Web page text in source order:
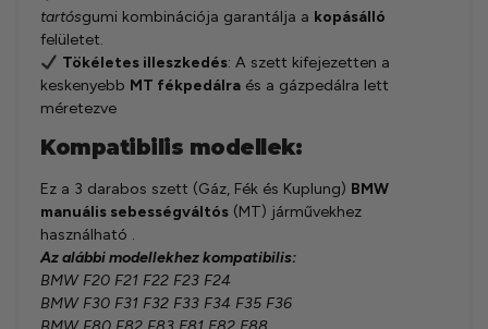
tartósgumi kombinációja garantálja a kopásálló
felületet.
Tökéletes illeszkedés: A szett kifejezetten a
keskenyebb MT fékpedálra és a gázpedálra lett
méretezve
Kompatibilis modellek:
Ez a 3 darabos szett (Gáz, Fék és Kuplung) BMW
manuális sebességváltós (MT) járművekhez
használható .
Az alábbi modellekhez kompatibilis:
BMW F20 F21 F22 F23 F24
BMW F30 F31 F32 F33 F34 F35 F36